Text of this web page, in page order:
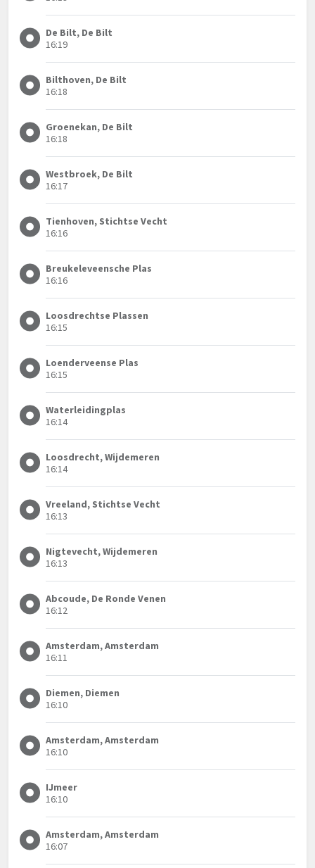
De Bilt, De Bilt
16:19
Bilthoven, De Bilt
16:18
Groenekan, De Bilt
16:18
Westbroek, De Bilt
16:17
Tienhoven, Stichtse Vecht
16:16
Breukeleveensche Plas
16:16
Loosdrechtse Plassen
16:15
Loenderveense Plas
16:15
Waterleidingplas
16:14
Loosdrecht, Wijdemeren
16:14
Vreeland, Stichtse Vecht
16:13
Nigtevecht, Wijdemeren
16:13
Abcoude, De Ronde Venen
16:12
Amsterdam, Amsterdam
16:11
Diemen, Diemen
16:10
Amsterdam, Amsterdam
16:10
IJmeer
16:10
Amsterdam, Amsterdam
16:07